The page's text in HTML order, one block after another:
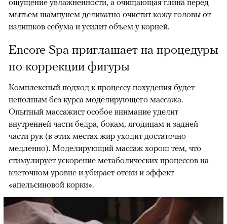
мытьем шампунем деликатно очистит кожу головы от
излишков себума и усилит объем у корней.
Encore Spa приглашает на процедуры
по коррекции фигуры
Комплексный подход к процессу похудения будет
неполным без курса моделирующего массажа.
Опытный массажист особое внимание уделит
внутренней части бедра, бокам, ягодицам и задней
части рук (в этих местах жир уходит достаточно
медленно). Моделирующий массаж хорош тем, что
стимулирует ускорение метаболических процессов на
клеточном уровне и убирает отеки и эффект
«апельсиновой корки».